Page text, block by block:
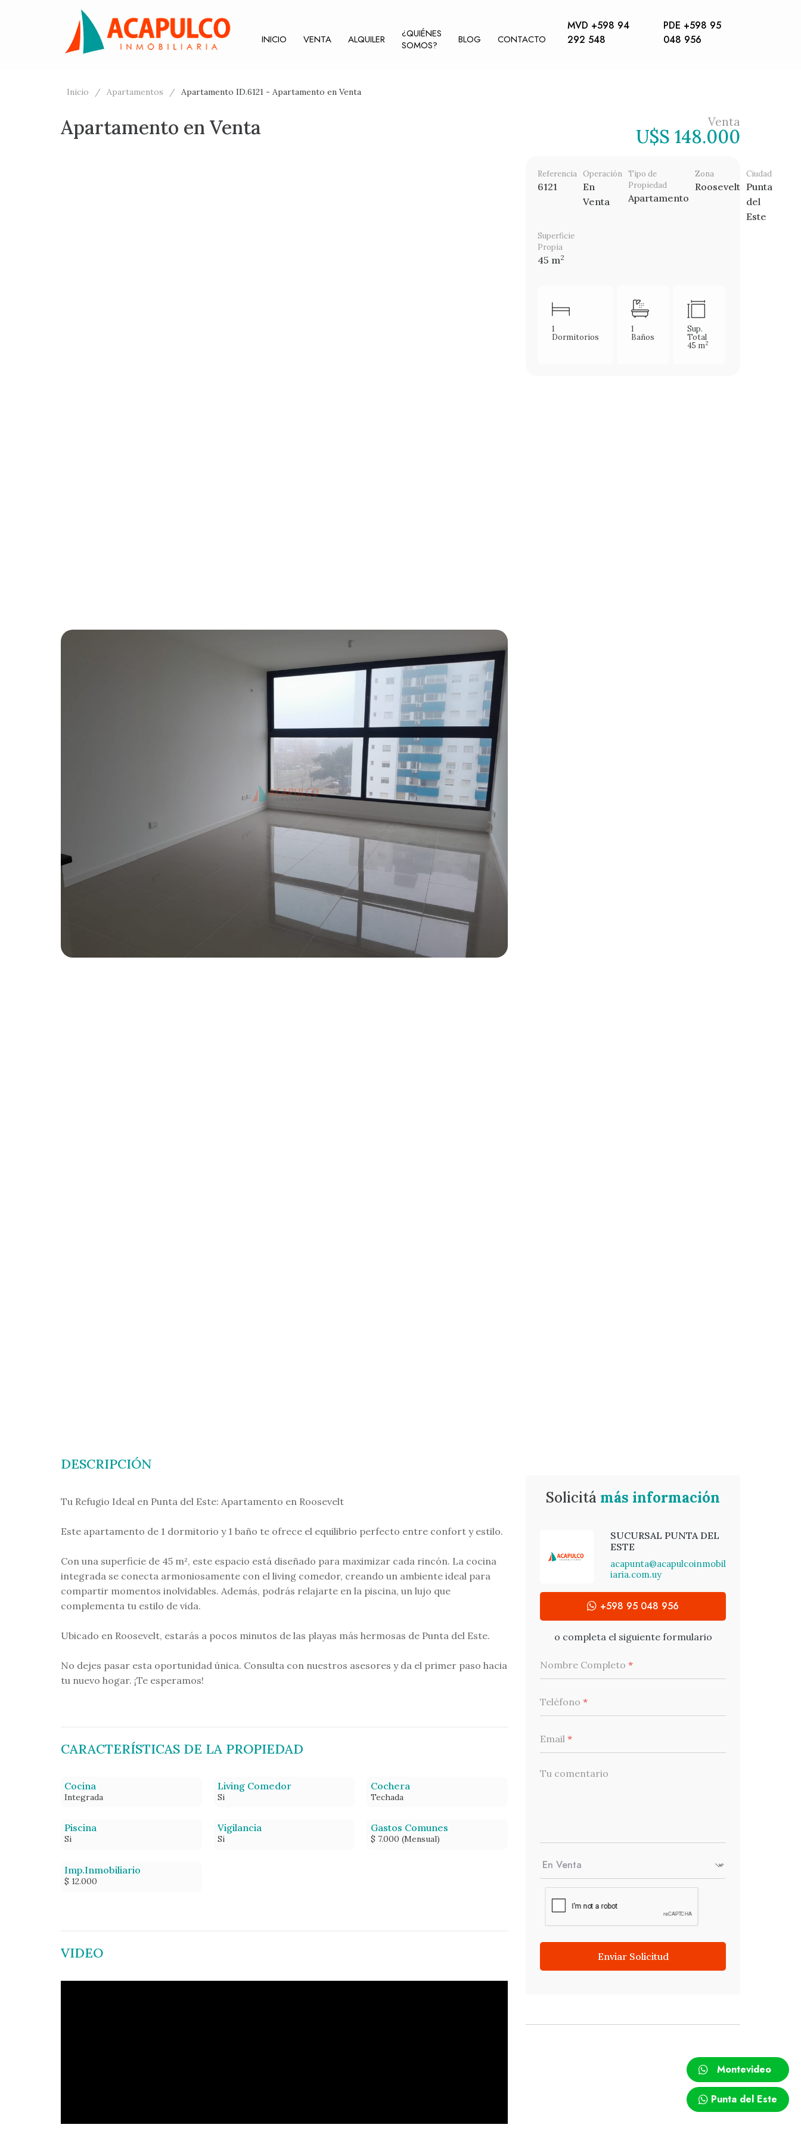
INICIO VENTA ALQUILER
¿QUIÉNES
SOMOS?
BLOG CONTACTO
MVD +598 94
292 548
PDE +598 95
048 956
Inicio Apartamentos Apartamento ID.6121 - Apartamento en Venta
Apartamento en Venta Venta
U$S 148.000
Referencia
6121
Operación
En
Venta
Tipo de
Propiedad
Apartamento
Zona
Roosevelt
Ciudad
Punta
del
Este
Superficie
Propia
45 m2
1
Dormitorios
1
Baños
Sup.
Total
45 m2
DESCRIPCIÓN
Tu Refugio Ideal en Punta del Este: Apartamento en Roosevelt
Este apartamento de 1 dormitorio y 1 baño te ofrece el equilibrio perfecto entre confort y estilo.
Con una superficie de 45 m², este espacio está diseñado para maximizar cada rincón. La cocina
integrada se conecta armoniosamente con el living comedor, creando un ambiente ideal para
compartir momentos inolvidables. Además, podrás relajarte en la piscina, un lujo que
complementa tu estilo de vida.
Ubicado en Roosevelt, estarás a pocos minutos de las playas más hermosas de Punta del Este.
No dejes pasar esta oportunidad única. Consulta con nuestros asesores y da el primer paso hacia
tu nuevo hogar. ¡Te esperamos!
CARACTERÍSTICAS DE LA PROPIEDAD
Cocina
Integrada
Living Comedor
Si
Cochera
Techada
Piscina
Si
Vigilancia
Si
Gastos Comunes
$ 7.000 (Mensual)
Imp.Inmobiliario
$ 12.000
VIDEO
Solicitá más información
SUCURSAL PUNTA DEL
ESTE
acapunta@acapulcoinmobil
iaria.com.uy
+598 95 048 956
o completa el siguiente formulario
Nombre Completo *
Teléfono *
Email *
Tu comentario
Enviar Solicitud
Punta del Este
Montevideo